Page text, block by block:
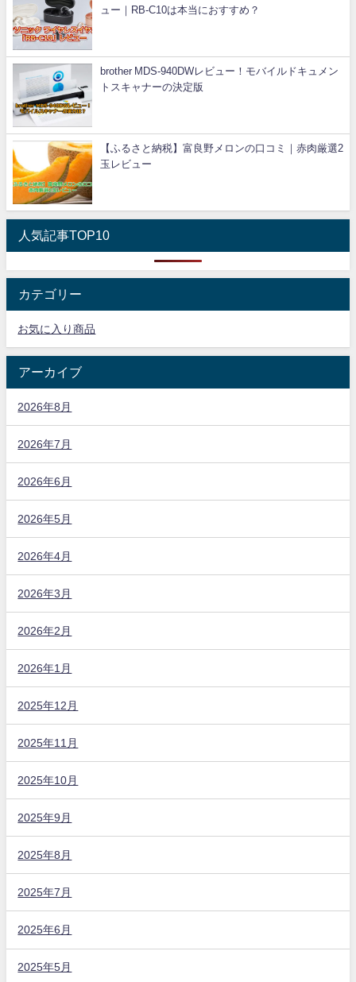
ュー｜RB-C10は本当におすすめ？
brother MDS-940DWレビュー！モバイルドキュメン
トスキャナーの決定版
【ふるさと納税】富良野メロンの口コミ｜赤肉厳選2
玉レビュー
人気記事TOP10
カテゴリー
お気に入り商品
アーカイブ
2026年8月
2026年7月
2026年6月
2026年5月
2026年4月
2026年3月
2026年2月
2026年1月
2025年12月
2025年11月
2025年10月
2025年9月
2025年8月
2025年7月
2025年6月
2025年5月